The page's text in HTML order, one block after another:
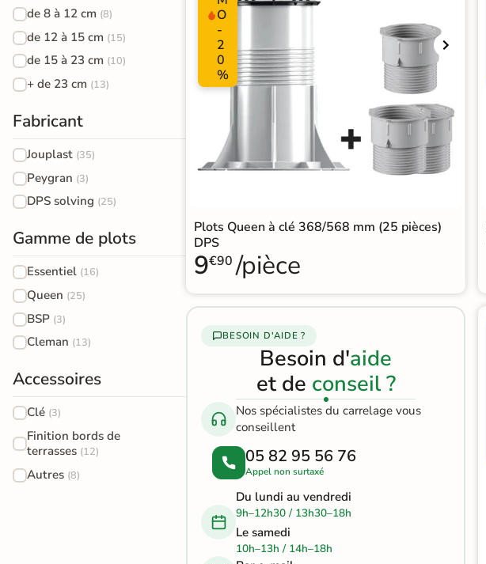
Terrazzo
/ Granito
Carrelage
travertin
Carrelage
imitation
Carrelage
effet
marbre
Carrelage
pierre
naturelle
Carrelage
effet
salle de
bain
Accessoires
BON PLAN
OFFERTE
En France
métropolitaine
890€
En savoir
standard
Stratifié
Lame
XXL
Spécial
Bain
Accessoires pour la pose de sols souples
de 8 à 12 cm (8)
de 12 à 15 cm (15)
de 15 à 23 cm (10)
+ de 23 cm (13)
Fabricant
Jouplast (35)
Peygran (3)
DPS solving (25)
Gamme de plots
Essentiel (16)
Queen (25)
BSP (3)
Cleman (13)
Accessoires
Clé (3)
Finition bords de
terrasses (12)
Autres (8)
O
-
2
0
%
Plots Queen à clé 368/568 mm (25 pièces)
DPS
9€90 /pièce
BESOIN D'AIDE ?
Besoin d'aide
et de conseil ?
Nos spécialistes du carrelage vous
conseillent
05 82 95 56 76
Appel non surtaxé
Du lundi au vendredi
9h–12h30 / 13h30–18h
Le samedi
10h–13h / 14h–18h